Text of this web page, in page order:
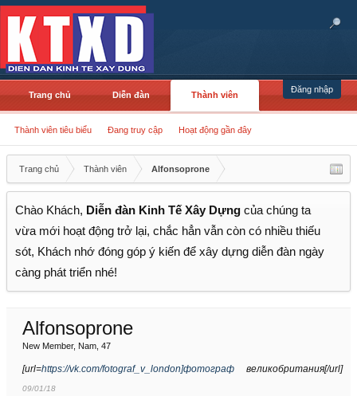
Đăng nhập
Trang chủ Diễn đàn Thành viên
Thành viên tiêu biểu Đang truy cập Hoạt động gần đây
Trang chủ Thành viên Alfonsoprone
Chào Khách, Diễn đàn Kinh Tế Xây Dựng của chúng ta
vừa mới hoạt động trở lại, chắc hẳn vẫn còn có nhiều thiếu
sót, Khách nhớ đóng góp ý kiến để xây dựng diễn đàn ngày
càng phát triển nhé!
Alfonsoprone
New Member, Nam, 47
[url=https://vk.com/fotograf_v_london]фотограф великобритания[/url]
09/01/18